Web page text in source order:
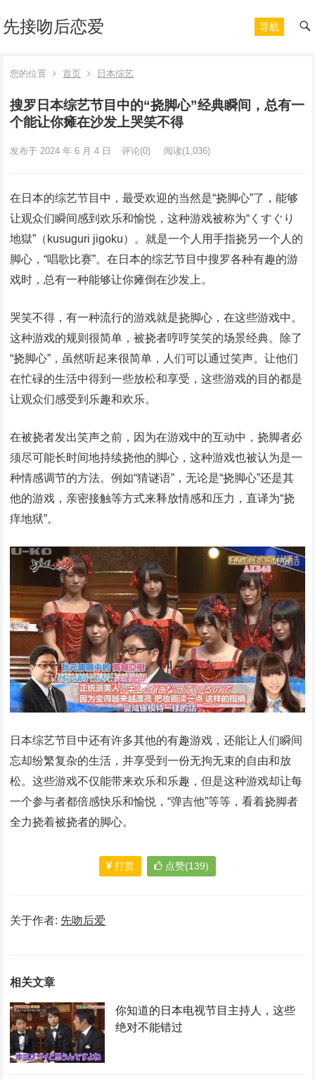
先接吻后恋爱 导航
您的位置 首页 日本综艺
搜罗日本综艺节目中的“挠脚心”经典瞬间，总有一
个能让你瘫在沙发上哭笑不得
发布于 2024 年 6 月 4 日 评论(0) 阅读(1,036)
在日本的综艺节目中，最受欢迎的当然是“挠脚心”了，能够
让观众们瞬间感到欢乐和愉悦，这种游戏被称为“くすぐり
地獄”（kusuguri jigoku）。就是一个人用手指挠另一个人的
脚心，“唱歌比赛”。在日本的综艺节目中搜罗各种有趣的游
戏时，总有一种能够让你瘫倒在沙发上。
哭笑不得，有一种流行的游戏就是挠脚心，在这些游戏中。
这种游戏的规则很简单，被挠者哼哼笑笑的场景经典。除了
“挠脚心”，虽然听起来很简单，人们可以通过笑声。让他们
在忙碌的生活中得到一些放松和享受，这些游戏的目的都是
让观众们感受到乐趣和欢乐。
在被挠者发出笑声之前，因为在游戏中的互动中，挠脚者必
须尽可能长时间地持续挠他的脚心，这种游戏也被认为是一
种情感调节的方法。例如“猜谜语”，无论是“挠脚心”还是其
他的游戏，亲密接触等方式来释放情感和压力，直译为“挠
痒地狱”。
日本综艺节目中还有许多其他的有趣游戏，还能让人们瞬间
忘却纷繁复杂的生活，并享受到一份无拘无束的自由和放
松。这些游戏不仅能带来欢乐和乐趣，但是这种游戏却让每
一个参与者都倍感快乐和愉悦，“弹吉他”等等，看着挠脚者
全力挠着被挠者的脚心。
打赏 点赞(139)
关于作者: 先吻后爱
相关文章
你知道的日本电视节目主持人，这些
绝对不能错过